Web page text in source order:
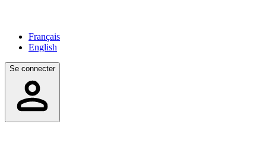
Français
English
Se connecter